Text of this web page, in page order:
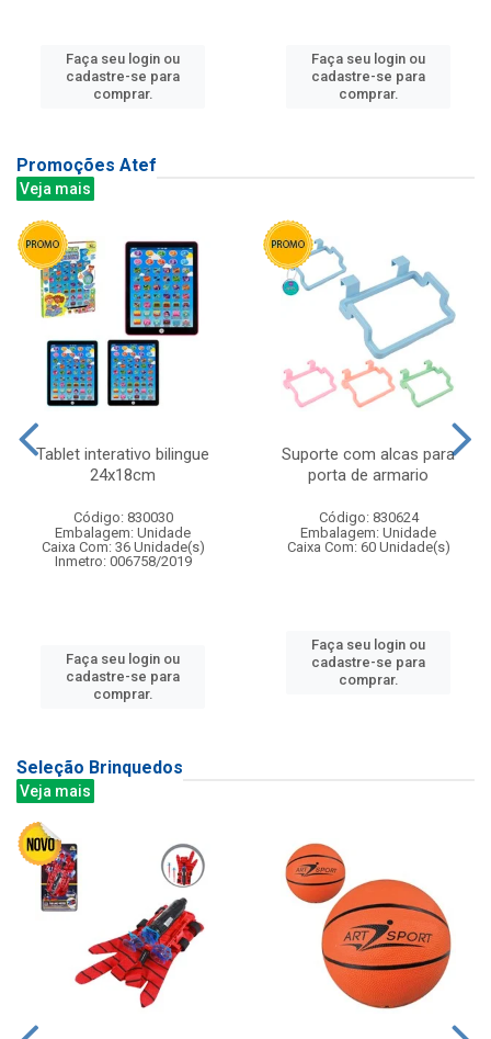
Faça seu login ou
cadastre-se para
comprar.
Faça seu login ou
cadastre-se para
comprar.
Promoções Atef
Veja mais
Tablet interativo bilingue
24x18cm
Código: 830030
Embalagem: Unidade
Caixa Com: 36 Unidade(s)
Inmetro: 006758/2019
Faça seu login ou
cadastre-se para
comprar.
Suporte com alcas para
porta de armario
Código: 830624
Embalagem: Unidade
Caixa Com: 60 Unidade(s)
Faça seu login ou
cadastre-se para
comprar.
Seleção Brinquedos
Veja mais